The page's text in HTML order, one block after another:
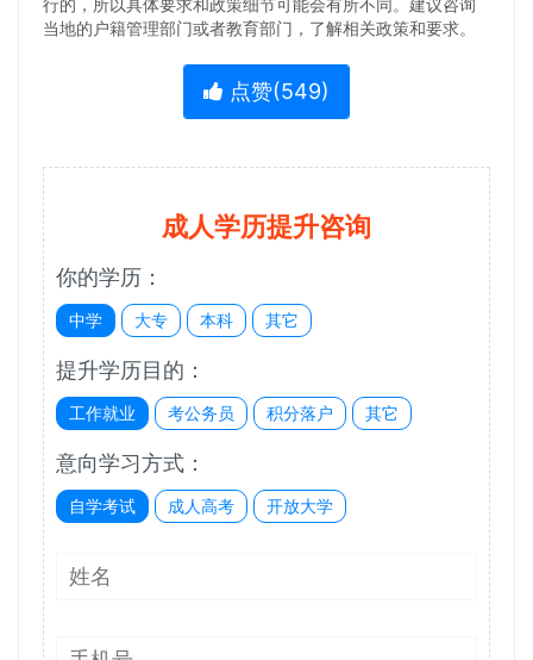
行的，所以具体要求和政策细节可能会有所不同。建议咨询
当地的户籍管理部门或者教育部门，了解相关政策和要求。
点赞(549)
成人学历提升咨询
你的学历：
中学 大专 本科 其它
提升学历目的：
工作就业 考公务员 积分落户 其它
意向学习方式：
自学考试 成人高考 开放大学